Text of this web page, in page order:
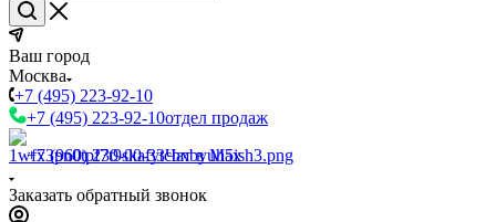
Ваш город
Москва
+7 (495) 223-92-10
+7 (495) 223-92-10отдел продаж
+7 (960) 230-00-33Чат в Max
Заказать обратный звонок